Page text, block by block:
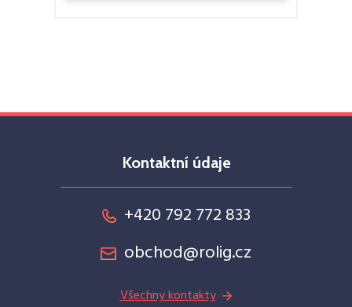
Kontaktní údaje
+420 792 772 833
obchod@rolig.cz
Všechny kontakty